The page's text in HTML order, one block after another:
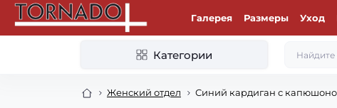
Галерея Размеры Уход
Категории
Женский отдел Синий кардиган с